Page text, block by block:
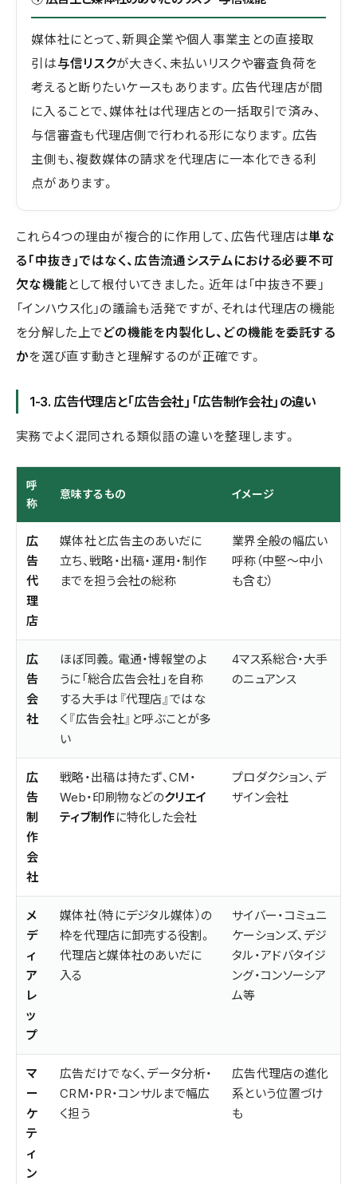
媒体社にとって、新興企業や個人事業主との直接取
引は与信リスクが大きく、未払いリスクや審査負荷を
考えると断りたいケースもあります。広告代理店が間
に入ることで、媒体社は代理店との一括取引で済み、
与信審査も代理店側で行われる形になります。広告
主側も、複数媒体の請求を代理店に一本化できる利
点があります。
これら4つの理由が複合的に作用して、広告代理店は単な
る「中抜き」ではなく、広告流通システムにおける必要不可
欠な機能 として根付いてきました。近年は「中抜き不要」
「インハウス化」の議論も活発ですが、それは代理店の機能
を分解した上でどの機能を内製化し、どの機能を委託する
かを選び直す動きと理解するのが正確です。
1-3. 広告代理店と「広告会社」「広告制作会社」の違い
実務でよく混同される類似語の違いを整理します。
呼
称
意味するもの イメージ
広
告
代
理
店
媒体社と広告主のあいだに
立ち、戦略・出稿・運用・制作
までを担う会社の総称
業界全般の幅広い
呼称（中堅〜中小
も含む）
広
告
会
社
ほぼ同義。電通・博報堂のよ
うに「総合広告会社」を自称
する大手は『代理店』ではな
く『広告会社』と呼ぶことが多
い
4マス系総合・大手
のニュアンス
広
告
制
作
会
社
戦略・出稿は持たず、CM・
Web・印刷物などのクリエイ
ティブ制作に特化した会社
プロダクション、デ
ザイン会社
メ
デ
ィ
ア
レ
ッ
プ
媒体社（特にデジタル媒体）の
枠を代理店に卸売する役割。
代理店と媒体社のあいだに
入る
サイバー・コミュニ
ケーションズ、デジ
タル・アドバタイジ
ング・コンソーシア
ム等
マ
ー
ケ
テ
ィ
ン
広告だけでなく、データ分析・
CRM・PR・コンサルまで幅広
く担う
広告代理店の進化
系という位置づけ
も